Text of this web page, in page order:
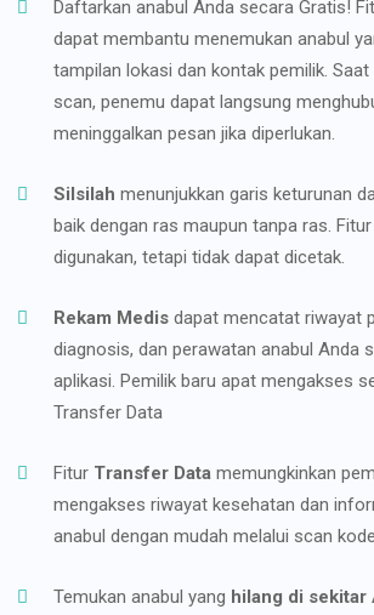
Daftarkan anabul Anda secara Gratis!
dapat membantu menemukan anabul
tampilan lokasi dan kontak pemilik. Saat
scan, penemu dapat langsung
meninggalkan pesan jika diperlukan.
Silsilah menunjukkan garis keturunan
baik dengan ras maupun tanpa ras.
digunakan, tetapi tidak dapat dicetak.
Rekam Medis dapat mencatat riwayat
diagnosis, dan perawatan anabul Anda
aplikasi. Pemilik baru apat mengakses
Transfer Data
Fitur Transfer Data memungkinkan
mengakses riwayat kesehatan dan
anabul dengan mudah melalui scan
Temukan anabul yang hilang di sekitar